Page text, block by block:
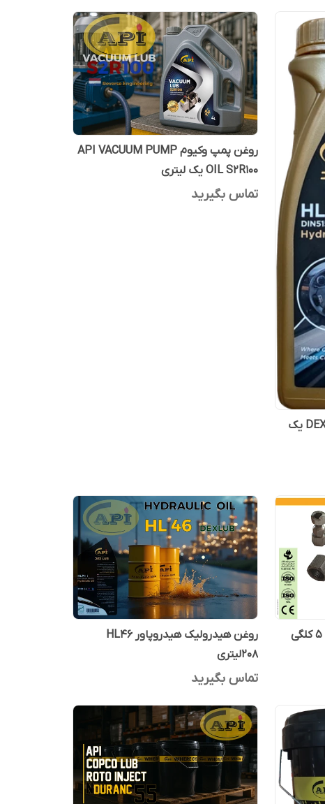
روغن هیدرولیک DEXLUB HLP46 یک
روغن پمپ وکیوم API VACUUM PUMP
OIL S2R100 یک لیتری
تماس بگیرید
آداپتور نشت بند گریس خور با 5 کلگی
روغن هیدرولیک هیدروپاور HL46
208لیتری
تماس بگیرید